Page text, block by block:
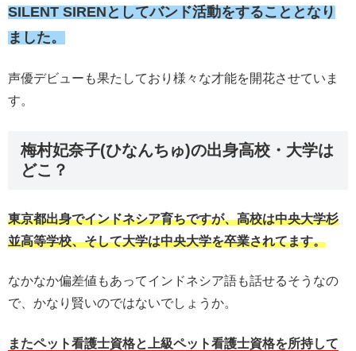
SILENT SIRENとしてバンド活動をすることとなり
ました。
声優デビューも果たしており様々な才能を開花させていま
す。
梅村妃奈子(ひなんちゅ)の出身高校・大学は
どこ？
東京都出身でインドネシア育ちですが、高校は中央大学杉
並高等学校、そして大学は中央大学を卒業されてます。
なかなか偏差値もあってインドネシア語も話せるそうなの
で、かなり賢いのではないでしょうか。
またペット看護士資格と上級ペット看護士資格を所持して